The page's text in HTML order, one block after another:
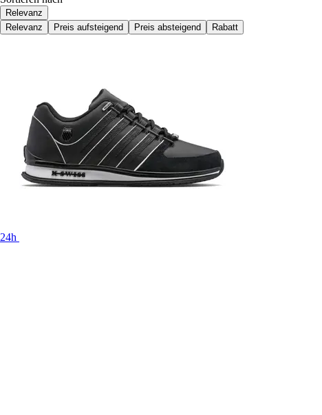
Relevanz
Relevanz
Preis aufsteigend Preis absteigend Rabatt
24h